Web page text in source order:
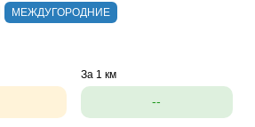
МЕЖДУГОРОДНИЕ
За 1 км
--